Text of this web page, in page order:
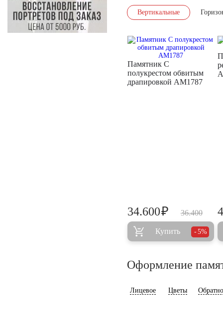
Вертикальные
Памятник С
полукрестом обвитым
драпировкой AM1787
36.400
34.600₽
Купить 5%
Оформление
Лицевое Цветы